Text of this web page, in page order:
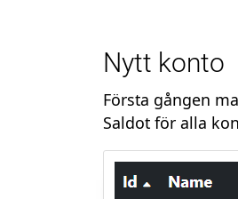
Nytt konto
Första gången
Saldot för alla